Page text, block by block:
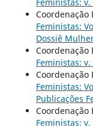
Coordenação
Feministas:
Dossiê
Coordenação
Feministas:
Coordenação
Feministas:
Publicações
Coordenação
Feministas: